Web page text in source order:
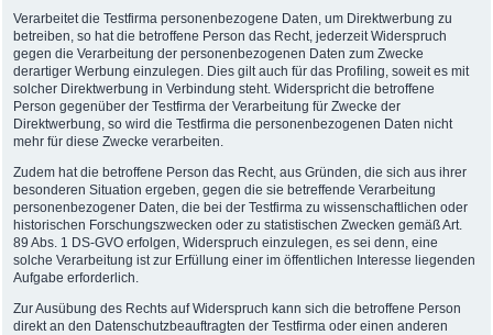
Verarbeitet die Testfirma personenbezogene Daten, um Direktwerbung zu
betreiben, so hat die betroffene Person das Recht, jederzeit Widerspruch
gegen die Verarbeitung der personenbezogenen Daten zum Zwecke
derartiger Werbung einzulegen. Dies gilt auch für das Profiling, soweit es mit
solcher Direktwerbung in Verbindung steht. Widerspricht die betroffene
Person gegenüber der Testfirma der Verarbeitung für Zwecke der
Direktwerbung, so wird die Testfirma die personenbezogenen Daten nicht
mehr für diese Zwecke verarbeiten.
Zudem hat die betroffene Person das Recht, aus Gründen, die sich aus ihrer
besonderen Situation ergeben, gegen die sie betreffende Verarbeitung
personenbezogener Daten, die bei der Testfirma zu wissenschaftlichen oder
historischen Forschungszwecken oder zu statistischen Zwecken gemäß Art.
89 Abs. 1 DS-GVO erfolgen, Widerspruch einzulegen, es sei denn, eine
solche Verarbeitung ist zur Erfüllung einer im öffentlichen Interesse liegenden
Aufgabe erforderlich.
Zur Ausübung des Rechts auf Widerspruch kann sich die betroffene Person
direkt an den Datenschutzbeauftragten der Testfirma oder einen anderen